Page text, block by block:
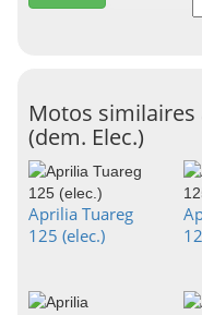
Motos similaires
(dem. Elec.)
Aprilia Tuareg
125 (elec.)